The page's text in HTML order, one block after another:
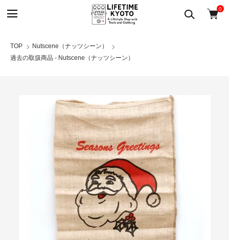
0
TOP
Nutscene（ナッツシーン）
過去の取扱商品 - Nutscene（ナッツシーン）